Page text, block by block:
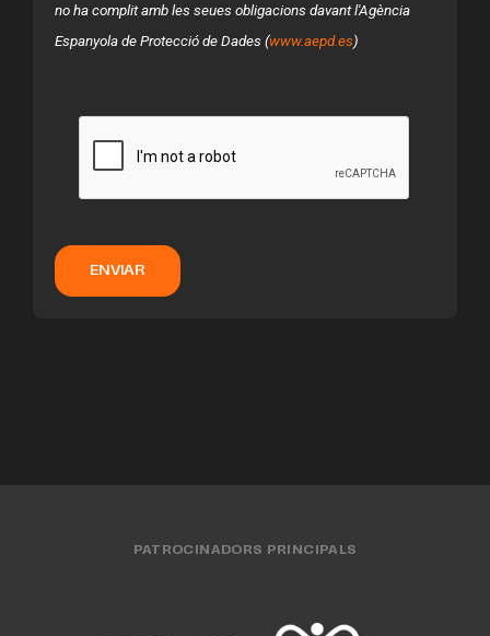
no ha complit amb les seues obligacions davant l'Agència
Espanyola de Protecció de Dades (www.aepd.es)
ENVIAR
PATROCINADORS PRINCIPALS